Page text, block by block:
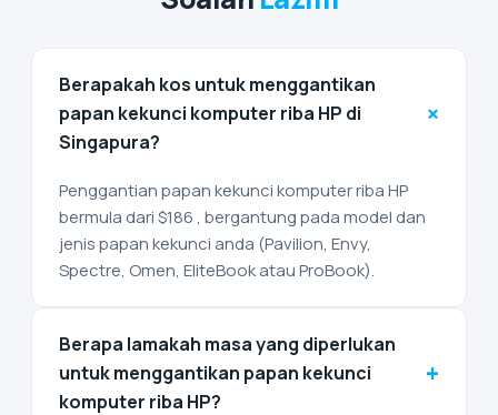
Berapakah kos untuk menggantikan
papan kekunci komputer riba HP di
Singapura?
+
Penggantian papan kekunci komputer riba HP
bermula dari $186 , bergantung pada model dan
jenis papan kekunci anda (Pavilion, Envy,
Spectre, Omen, EliteBook atau ProBook).
Berapa lamakah masa yang diperlukan
untuk menggantikan papan kekunci
komputer riba HP?
+